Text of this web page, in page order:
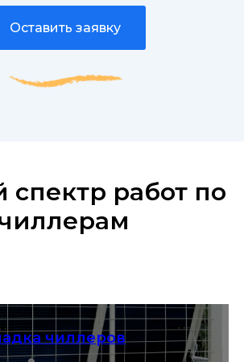
Оставить заявку
работ по
чиллеров